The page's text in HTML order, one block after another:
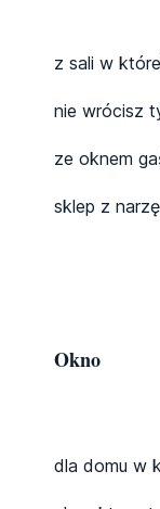
z sali w
nie wrócisz
ze oknem
sklep z
Okno
dla domu w